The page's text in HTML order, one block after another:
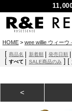
HOME > wee willie ウィーウ
[商品名 新着順 発売日順
[すべて SALE商品のみ ] [
<